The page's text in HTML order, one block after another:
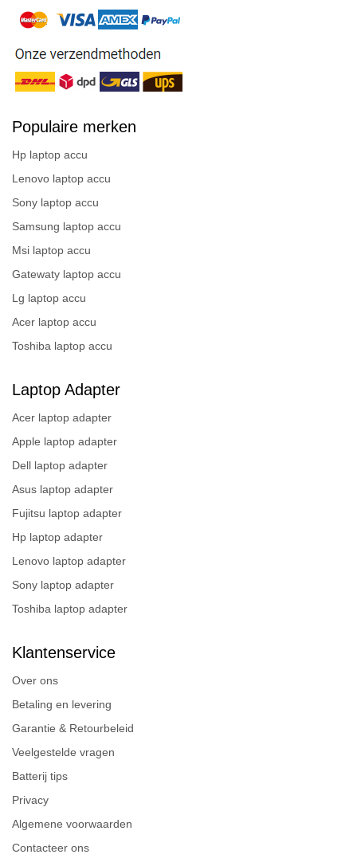
Populaire merken
Hp laptop accu
Lenovo laptop accu
Sony laptop accu
Samsung laptop accu
Msi laptop accu
Gatewaty laptop accu
Lg laptop accu
Acer laptop accu
Toshiba laptop accu
Laptop Adapter
Acer laptop adapter
Apple laptop adapter
Dell laptop adapter
Asus laptop adapter
Fujitsu laptop adapter
Hp laptop adapter
Lenovo laptop adapter
Sony laptop adapter
Toshiba laptop adapter
Klantenservice
Over ons
Betaling en levering
Garantie & Retourbeleid
Veelgestelde vragen
Batterij tips
Privacy
Algemene voorwaarden
Contacteer ons